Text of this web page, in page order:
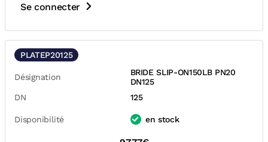
Se connecter
PLATEP20125
Désignation
BRIDE SLIP-ON150LB PN20
DN125
DN
125
Disponibilité en stock